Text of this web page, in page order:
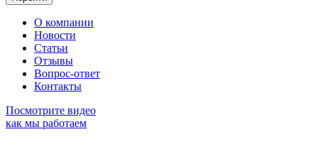
О компании
Новости
Статьи
Отзывы
Вопрос-ответ
Контакты
Посмотрите видео
как мы работаем